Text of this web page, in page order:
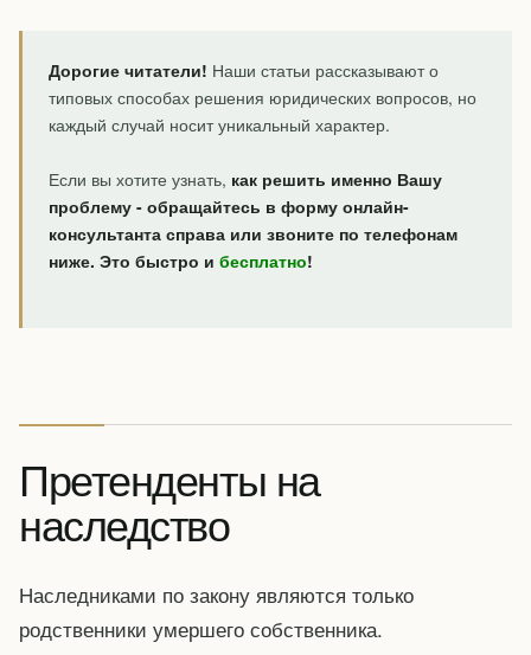
Дорогие читатели! Наши статьи рассказывают о
типовых способах решения юридических вопросов, но
каждый случай носит уникальный характер.
Если вы хотите узнать, как решить именно Вашу
проблему - обращайтесь в форму онлайн-
консультанта справа или звоните по телефонам
ниже. Это быстро и бесплатно!
Претенденты на
наследство
Наследниками по закону являются только
родственники умершего собственника.